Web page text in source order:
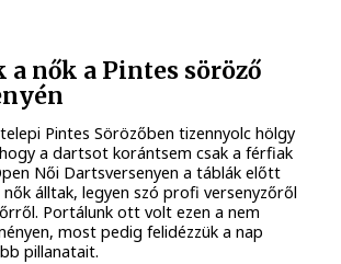
nők a Pintes söröző
Pintes Sörözőben tizennyolc hölgy
a dartsot korántsem csak a férfiak
Női Dartsversenyen a táblák előtt
álltak, legyen szó profi versenyzőről
Portálunk ott volt ezen a nem
most pedig felidézzük a nap
pillanatait.